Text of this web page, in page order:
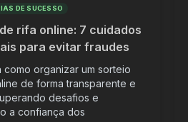
DE SUCESSO
rifa online: 7 cuidados
para evitar fraudes
como organizar um sorteio
de forma transparente e
desafios e
a confiança dos